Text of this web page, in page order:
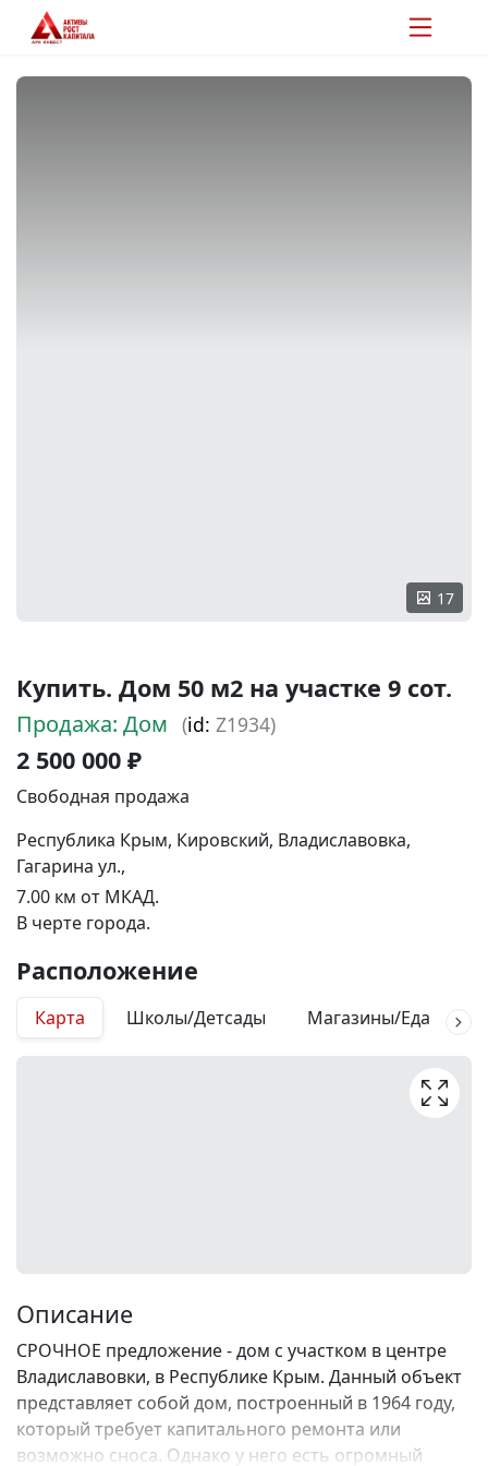
17
Купить. Дом 50 м2 на участке 9 сот.
Продажа: Дом (id: Z1934)
2 500 000 ₽
Свободная продажа
Республика Крым, Кировский, Владиславовка,
Гагарина ул.,
7.00 км от МКАД.
В черте города.
Расположение
Карта Школы/Детсады Магазины/Еда
Описание
СРОЧНОЕ предложение - дом с участком в центре
Владиславовки, в Республике Крым. Данный объект
представляет собой дом, построенный в 1964 году,
который требует капитального ремонта или
возможно сноса. Однако у него есть огромный